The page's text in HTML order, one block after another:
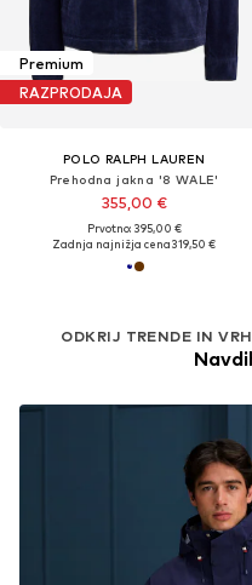
Premium
RAZPRODAJA
POLO RALPH LAUREN
Prehodna jakna '8 WALE'
355,00 €
Prvotno: 395,00 €
Zadnja najnižja cena319,50 €
ODKRIJ TRENDE IN